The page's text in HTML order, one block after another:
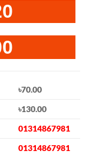
৳70.00
৳130.00
01314867981
01314867981